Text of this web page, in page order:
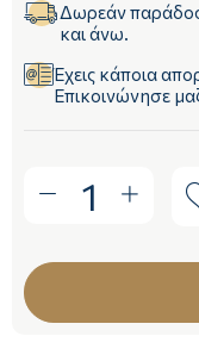
Δωρεάν
και άνω.
Έχεις κάποια
Επικοινώνησε
1